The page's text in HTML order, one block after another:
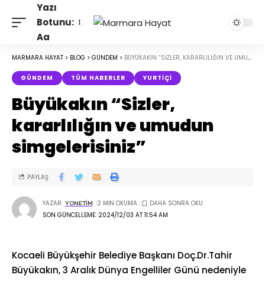
Yazı
Botunu:
Aa
MARMARA HAYAT > BLOG > GÜNDEM > BÜYÜKAKIN “SIZLER, KARARLILIĞIN VE UMUDUN SIMGELERISINIZ”
GÜNDEM TÜM HABERLER YURTIÇI
Büyükakın “Sizler,
kararlılığın ve umudun
simgelerisiniz”
SON GÜNCELLEME: 2024/12/03 AT 11:54 AM
YAZAR: YONETIM 2 MIN OKUMA
PAYLAŞ
Kocaeli Büyükşehir Belediye Başkanı Doç.Dr.Tahir
Büyükakın, 3 Aralık Dünya Engelliler Günü nedeniyle